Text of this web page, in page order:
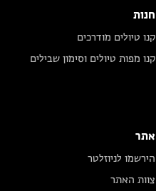
חנות
קנו טיולים מודרכים
קנו מפות טיולים וסימון שבילים
אתר
הירשמו לניוזלטר
צוות האתר